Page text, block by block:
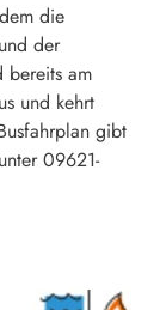
die
der
bereits am
und kehrt
gibt
09621-